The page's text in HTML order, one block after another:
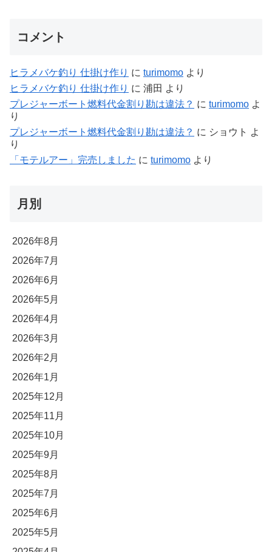
コメント
ヒラメバケ釣り 仕掛け作り に turimomo より
ヒラメバケ釣り 仕掛け作り に 浦田 より
プレジャーボート燃料代金割り勘は違法？ に turimomo よ
り
プレジャーボート燃料代金割り勘は違法？ に ショウト よ
り
「モテルアー」完売しました に turimomo より
月別
2026年8月
2026年7月
2026年6月
2026年5月
2026年4月
2026年3月
2026年2月
2026年1月
2025年12月
2025年11月
2025年10月
2025年9月
2025年8月
2025年7月
2025年6月
2025年5月